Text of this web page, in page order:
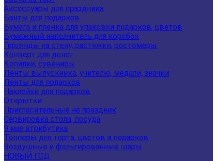
Аксессуары для праздника
Банты для подарков
Бумага и пленка для упаковки подарков, цветов
Бумажный наполнитель для коробок
Гирлянды на стену, растяжки, ростомеры
Конверт для денег
Копилки, сувениры
Ленты выпускника, учителю, медали, значки
Ленты для подарков
Наклейки для подарков
Открытки
Пригласительные на праздник
Сервировка стола, посуда
9 мая атрибутика
Топперы для торта, цветов и подарков
Воздушные и фольгированные шары
НОВЫЙ ГОД